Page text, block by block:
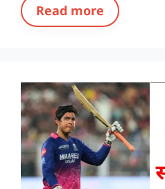
Read more